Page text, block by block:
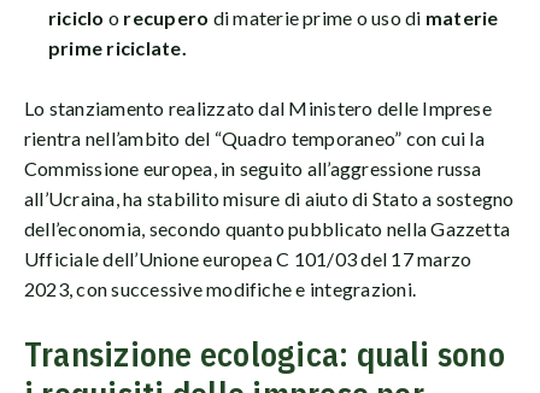
riciclo o recupero di materie prime o uso di materie
prime riciclate.
Lo stanziamento realizzato dal Ministero delle Imprese
rientra nell’ambito del “Quadro temporaneo” con cui la
Commissione europea, in seguito all’aggressione russa
all’Ucraina, ha stabilito misure di aiuto di Stato a sostegno
dell’economia, secondo quanto pubblicato nella Gazzetta
Ufficiale dell’Unione europea C 101/03 del 17 marzo
2023, con successive modifiche e integrazioni.
Transizione ecologica: quali sono